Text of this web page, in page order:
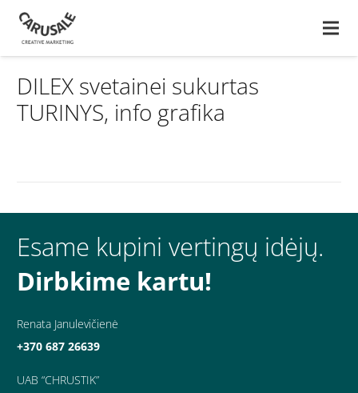
DILEX svetainei sukurtas
TURINYS, info grafika
Esame kupini vertingų idėjų.
Dirbkime kartu!
Renata Janulevičienė
+370 687 26639
UAB “CHRUSTIK”